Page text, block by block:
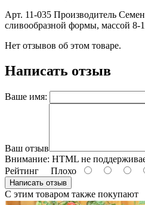
Арт. 11-035 Производитель
сливообразной формы, массой 8-
Нет отзывов об этом товаре.
Написать отзыв
Ваше имя:
Ваш отзыв
Внимание: HTML не
Рейтинг Плохо
Написать отзыв
С этим товаром также покупают